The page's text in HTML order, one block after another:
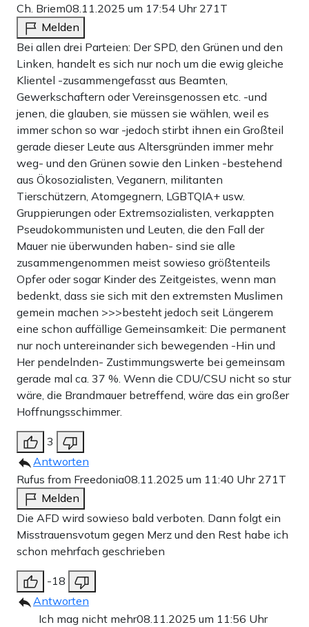
Ch. Briem08.11.2025 um 17:54 Uhr 271T
Melden
Bei allen drei Parteien: Der SPD, den Grünen und den
Linken, handelt es sich nur noch um die ewig gleiche
Klientel -zusammengefasst aus Beamten,
Gewerkschaftern oder Vereinsgenossen etc. -und
jenen, die glauben, sie müssen sie wählen, weil es
immer schon so war -jedoch stirbt ihnen ein Großteil
gerade dieser Leute aus Altersgründen immer mehr
weg- und den Grünen sowie den Linken -bestehend
aus Ökosozialisten, Veganern, militanten
Tierschützern, Atomgegnern, LGBTQIA+ usw.
Gruppierungen oder Extremsozialisten, verkappten
Pseudokommunisten und Leuten, die den Fall der
Mauer nie überwunden haben- sind sie alle
zusammengenommen meist sowieso größtenteils
Opfer oder sogar Kinder des Zeitgeistes, wenn man
bedenkt, dass sie sich mit den extremsten Muslimen
gemein machen >>>besteht jedoch seit Längerem
eine schon auffällige Gemeinsamkeit: Die permanent
nur noch untereinander sich bewegenden -Hin und
Her pendelnden- Zustimmungswerte bei gemeinsam
gerade mal ca. 37 %. Wenn die CDU/CSU nicht so stur
wäre, die Brandmauer betreffend, wäre das ein großer
Hoffnungsschimmer.
3
Antworten
Rufus from Freedonia08.11.2025 um 11:40 Uhr 271T
Melden
Die AFD wird sowieso bald verboten. Dann folgt ein
Misstrauensvotum gegen Merz und den Rest habe ich
schon mehrfach geschrieben
-18
Antworten
Ich mag nicht mehr08.11.2025 um 11:56 Uhr